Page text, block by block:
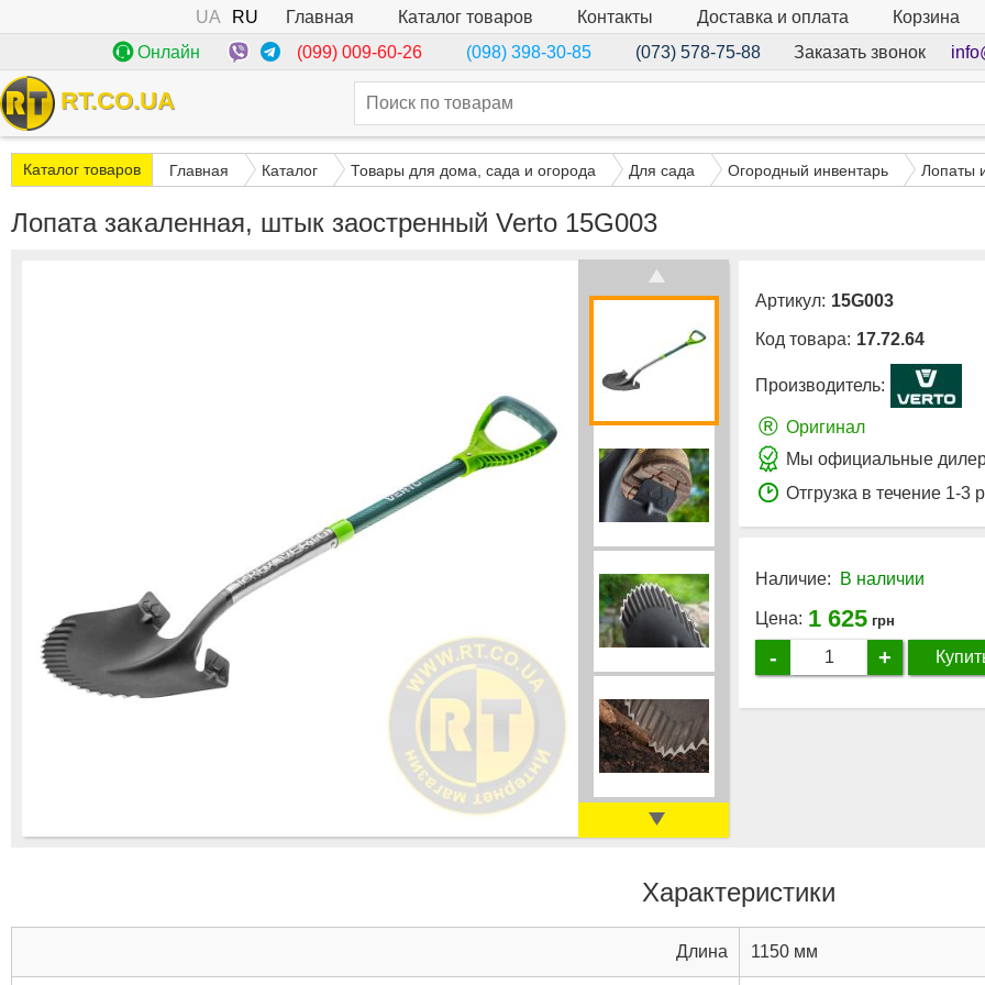
UA RU Главная Каталог товаров Контакты Доставка и оплата Корзина
Онлайн
(099) 009-60-26 (098) 398-30-85 (073) 578-75-88 Заказать звонок
RT.CO.UA
Каталог товаров Главная Каталог Товары для дома, сада и огорода Для сада Огородный инвентарь Лопаты
Лопата закаленная, штык заостренный Verto 15G003
Артикул: 15G003
Код товара: 17.72.64
Производитель:
® Оригинал
Мы официальные
Отгрузка в течение 1-3
Наличие: В наличии
Цена: 1 625 грн
- +
Характеристики
Длина 1150 мм